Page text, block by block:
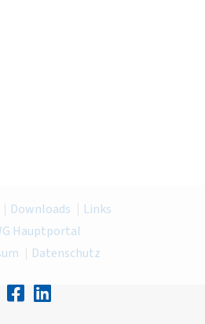
Downloads
Links
Hauptportal
Datenschutz